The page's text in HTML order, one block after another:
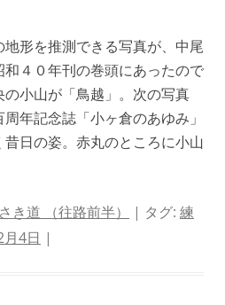
形を推測できる写真が、中尾
４０年刊の巻頭にあったので
小山が「鳥越」。次の写真
年記念誌「小ヶ倉のあゆみ」
日の姿。赤丸のところに小山
き道 （往路前半） | タグ: 練
4日 |